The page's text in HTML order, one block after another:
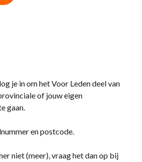
je in om het Voor Leden deel van
of jouw eigen
gaan.
en postcode.
niet (meer), vraag het dan op bij